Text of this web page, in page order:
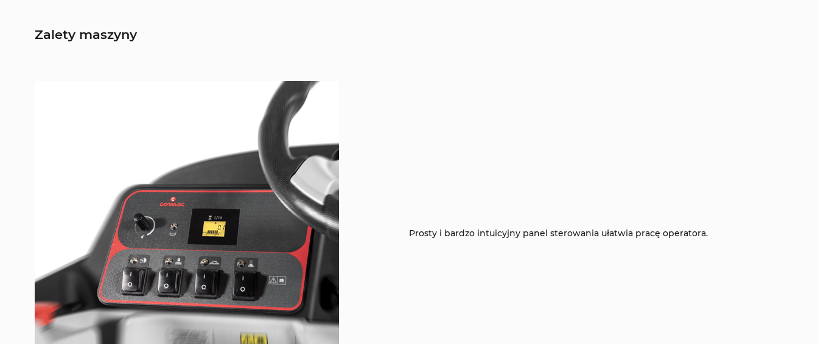
Zalety maszyny
Prosty i bardzo intuicyjny panel sterowania ułatwia pracę operatora.